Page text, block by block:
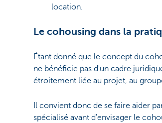
location.
Le cohousing dans la
Étant donné que le concept du
ne bénéficie pas d'un cadre
étroitement liée au projet, au
Il convient donc de se faire aider
spécialisé avant d'envisager le